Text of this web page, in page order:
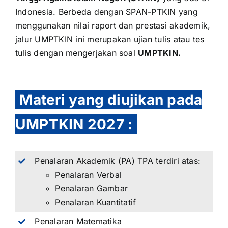
Indonesia. Berbeda dengan SPAN-PTKIN yang
menggunakan nilai raport dan prestasi akademik,
jalur UMPTKIN ini merupakan ujian tulis atau tes
tulis dengan mengerjakan soal UMPTKIN.
Materi yang diujikan pada
UMPTKIN 2027:
Penalaran Akademik (PA) TPA terdiri atas:
Penalaran Verbal
Penalaran Gambar
Penalaran Kuantitatif
Penalaran Matematika